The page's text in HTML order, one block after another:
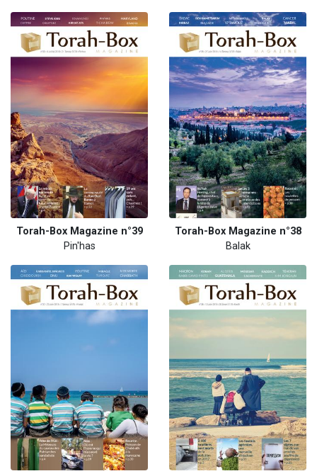
Torah-Box Magazine n°39
Pin'has
Torah-Box Magazine n°38
Balak